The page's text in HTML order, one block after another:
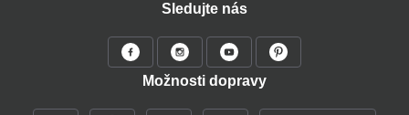
Sledujte nás
Možnosti dopravy